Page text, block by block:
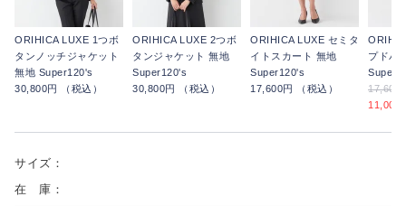
ORIHICA LUXE 1つボ
タンノッチジャケット
無地 Super120's
30,800円 （税込）
ORIHICA LUXE 2つボ
タンジャケット 無地
Super120's
30,800円 （税込）
ORIHICA LUXE セミタ
イトスカート 無地
Super120's
17,600円 （税込）
プドパ
17,600
11,000
サイズ：
在 庫：